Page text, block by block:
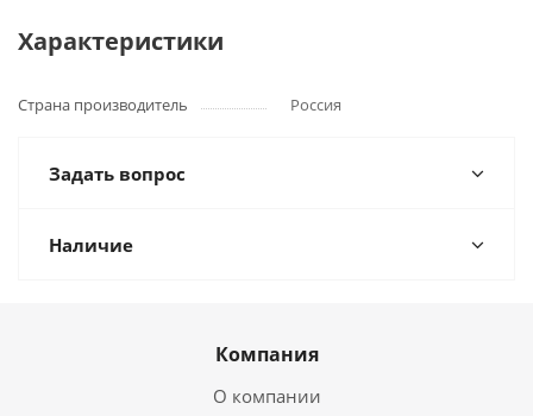
Характеристики
Страна производитель Россия
Задать вопрос
Наличие
Компания
О компании